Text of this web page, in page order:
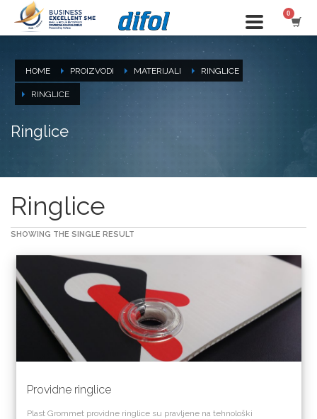
HOME PROIZVODI MATERIJALI RINGLICE
RINGLICE
Ringlice
Ringlice
SHOWING THE SINGLE RESULT
Providne ringlice
Plast Grommet providne ringlicesu pravljene na tehnološki